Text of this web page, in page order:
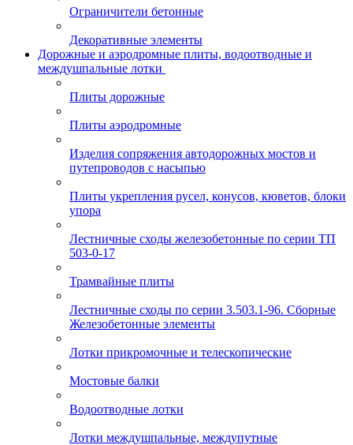
Ограничители бетонные
Декоративные элементы
Дорожные и аэродромные плиты, водоотводные и
междушпальные лотки
Плиты дорожные
Плиты аэродромные
Изделия сопряжения автодорожных мостов и
путепроводов с насыпью
Плиты укрепления русел, конусов, кюветов, блоки
упора
Лестничные сходы железобетонные по серии ТП
503-0-17
Трамвайные плиты
Лестничные сходы по серии 3.503.1-96. Сборные
Железобетонные элементы
Лотки прикромочные и телескопические
Мостовые балки
Водоотводные лотки
Лотки междушпальные, междупутные